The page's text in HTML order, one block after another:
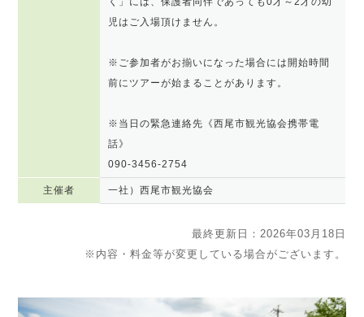
児はご入場頂けません。
※ご参加者がお揃いになった場合には開始時間
前にツアーが始まることがあります。
※当日の緊急連絡先《西尾市観光協会携帯電
話》
090-3456-2754
主催者 一社）西尾市観光協会
最終更新日：2026年03月18日
※内容・料金等が変更している場合がございます。